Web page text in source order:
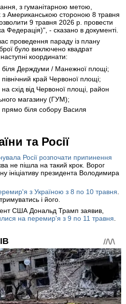
з гуманітарною метою,
Американською стороною 8 травня
9 травня 2026 р. провести
Федерація)", - сказано в документі.
проведення параду із плану
було виключено квадрат
координати:
Держдуми / Манежної площі;
край Червоної площі;
схід від Червоної площі, район
магазину (ГУМ);
біля собору Василя
та Росії
Росії розпочати припинення
не пішла на такий крок. Ворог
ініціативу президента Володимира
з Україною з 8 по 10 травня
і його.
США Дональд Трамп заявив,
на перемир'я з 9 по 11 травня